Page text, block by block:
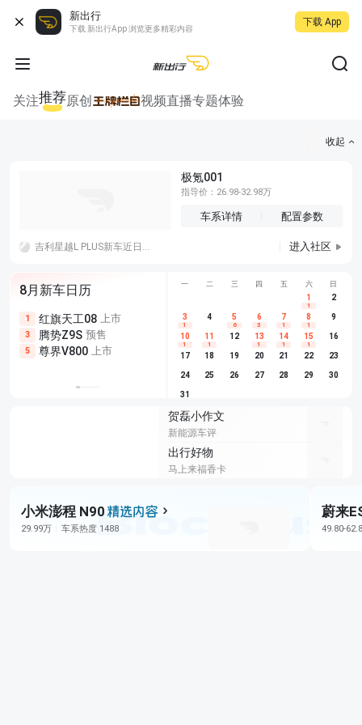
新出行
下载 新出行App 浏览更多精彩内容
下载 App
关注推荐原创 视频直播专题体验
收起
极氪001
指导价：26.98-32.98万
车系详情 配置参数
吉利星越L PLUS新车近日已正式进入申报阶段，个人感觉作为星越L系列的升级款车型，外观确实不错，但如果用这个外观做个电动车，这个价位应该挺有吸引力的。 进入社区
8月新车日历
1 红旗天工08 上市
3 腾势Z9S 预售
5 尊界V800 上市
尊界V680 上市
享界G9 预售
别克至境L7 预售
埃安
长城H10
深蓝S05
一 二 三 四 五 六 日
1
1
2
3
1
4 5
6
6
3
7
1
8
1
9
10
1
11
1
12 13
1
14
1
15
1
16
17 18 19 20 21 22 23
24 25 26 27 28 29 30
31
贺磊小作文
新能源车评
出行好物
马上来福香卡
小米澎程 N90
29.99万 车系热度 1488
蔚来
49.80-